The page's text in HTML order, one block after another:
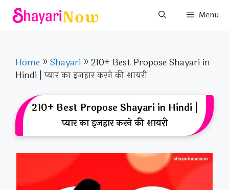
Skip
Menu
Home » Shayari » 210+ Best Propose Shayari in
Hindi | प्यार का इजहार करने की शायरी
210+ Best Propose Shayari in Hindi |
प्यार का इजहार करने की शायरी